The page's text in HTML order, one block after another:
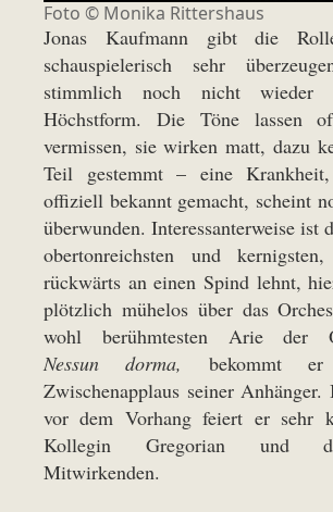
Foto © Monika Rittershaus
Jonas Kaufmann gibt die
schauspielerisch sehr
stimmlich noch nicht wieder
Höchstform. Die Töne lassen
vermissen, sie wirken matt, dazu
Teil gestemmt – eine
offiziell bekannt gemacht, scheint
überwunden. Interessanterweise ist
obertonreichsten und
rückwärts an einen Spind lehnt,
plötzlich mühelos über das
wohl berühmtesten Arie der
Nessun dorma, bekommt er
Zwischenapplaus seiner
vor dem Vorhang feiert er sehr
Kollegin Gregorian und
Mitwirkenden.